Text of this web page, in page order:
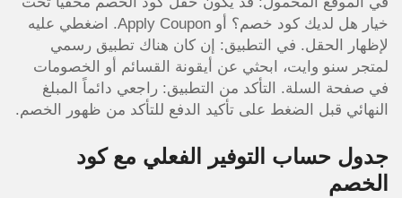
خيار هل لديك كود خصم؟ أو Apply Coupon. اضغطي عليه
لإظهار الحقل. في التطبيق: إن كان هناك تطبيق رسمي
لمتجر سنو وايت، ابحثي عن أيقونة القسائم أو الخصومات
في صفحة السلة. التأكد من التطبيق: راجعي دائماً المبلغ
النهائي قبل الضغط على تأكيد الدفع للتأكد من ظهور الخصم.
جدول حساب التوفير الفعلي مع كود
الخصم